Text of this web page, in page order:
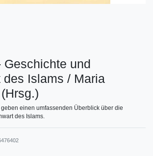
Geschichte und
des Islams / Maria
einen umfassenden Überblick über die
des Islams.